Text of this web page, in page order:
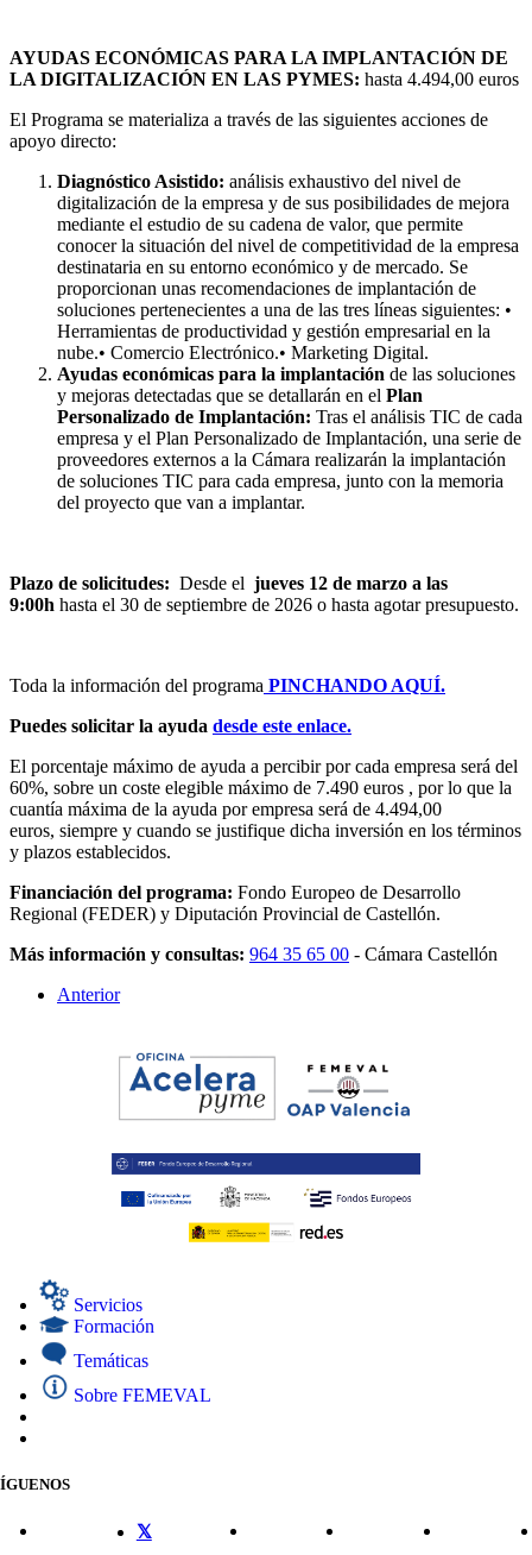
AYUDAS ECONÓMICAS PARA LA IMPLANTACIÓN DE
LA DIGITALIZACIÓN EN LAS PYMES: hasta 4.494,00 euros
El Programa se materializa a través de las siguientes acciones de
apoyo directo:
Diagnóstico Asistido: análisis exhaustivo del nivel de
digitalización de la empresa y de sus posibilidades de mejora
mediante el estudio de su cadena de valor, que permite
conocer la situación del nivel de competitividad de la empresa
destinataria en su entorno económico y de mercado. Se
proporcionan unas recomendaciones de implantación de
soluciones pertenecientes a una de las tres líneas siguientes: •
Herramientas de productividad y gestión empresarial en la
nube.• Comercio Electrónico.• Marketing Digital.
Ayudas económicas para la implantación de las soluciones
y mejoras detectadas que se detallarán en el Plan
Personalizado de Implantación: Tras el análisis TIC de cada
empresa y el Plan Personalizado de Implantación, una serie de
proveedores externos a la Cámara realizarán la implantación
de soluciones TIC para cada empresa, junto con la memoria
del proyecto que van a implantar.
Plazo de solicitudes: Desde el jueves 12 de marzo a las
9:00h hasta el 30 de septiembre de 2026 o hasta agotar presupuesto.
Toda la información del programa PINCHANDO AQUÍ.
Puedes solicitar la ayuda desde este enlace.
El porcentaje máximo de ayuda a percibir por cada empresa será del
60%, sobre un coste elegible máximo de 7.490 euros , por lo que la
cuantía máxima de la ayuda por empresa será de 4.494,00
euros, siempre y cuando se justifique dicha inversión en los términos
y plazos establecidos.
Financiación del programa: Fondo Europeo de Desarrollo
Regional (FEDER) y Diputación Provincial de Castellón.
Más información y consultas: 964 35 65 00 - Cámara Castellón
Anterior
Servicios
Formación
Temáticas
Sobre FEMEVAL